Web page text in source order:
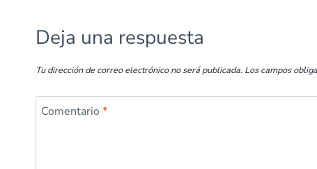
k p
Deja una respuesta
Tu dirección de correo electrónico no será publicada. Los campos
Comentario *